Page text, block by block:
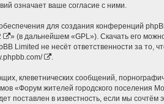
означает ваше согласие с ними.
для создания конференций
» (в дальнейшем «GPL»). Скачать его
Limited не несёт ответственности за
.
клеветнических сообщений,
«Форум жителей городского
поставлен в известность, если мы